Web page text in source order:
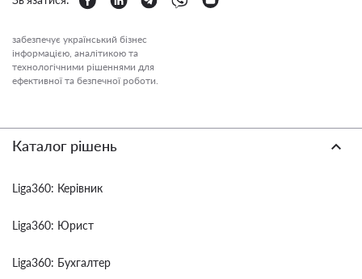
забезпечує український бізнес
інформацією, аналітикою та
технологічними рішеннями для
ефективної та безпечної роботи.
Каталог рішень
Liga360: Керівник
Liga360: Юрист
Liga360: Бухгалтер